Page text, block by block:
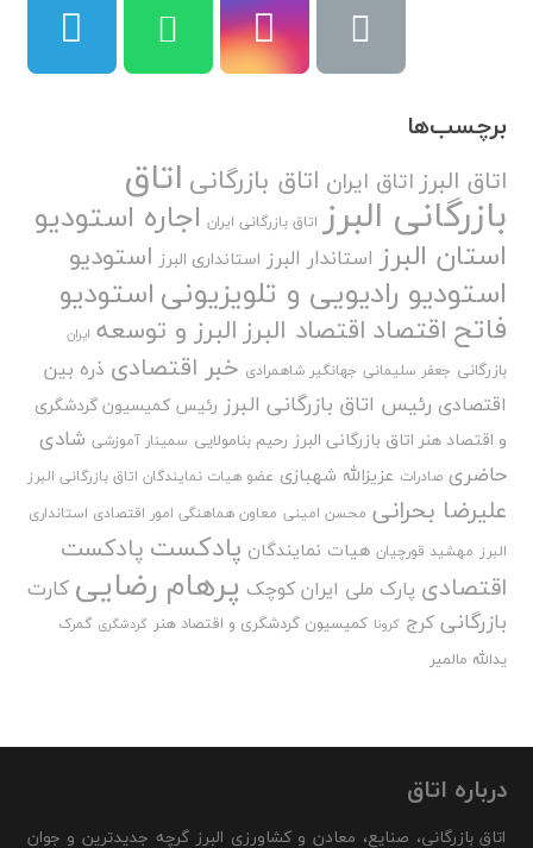
برچسب‌ها
اتاق البرز اتاق ایران اتاق بازرگانی اتاق
بازرگانی البرز اتاق بازرگانی ایران اجاره استودیو
استان البرز استاندار البرز استانداری البرز استودیو
استودیو رادیویی و تلویزیونیاستودیو
فاتح اقتصاد اقتصاد البرزالبرز و توسعه ایران
بازرگانی جعفر سلیمانی جهانگیر شاهمرادی خبر اقتصادی ذره بین
اقتصادی رئیس اتاق بازرگانی البرز رئیس کمیسیون گردشگری
و اقتصاد هنر اتاق بازرگانی البرز رحیم بنامولایی سمینار آموزشی شادی
حاضری صادرات عزیزالله شهبازی عضو هیات نمایندگان اتاق بازرگانی البرز
علیرضا بحرانی محسن امینی معاون هماهنگی امور اقتصادی استانداری
البرز مهشید قورچیان هیات نمایندگان پادکست پادکست
اقتصادی پارک ملی ایران کوچک پرهام رضایی کارت
بازرگانی کرج کرونا کمیسیون گردشگری و اقتصاد هنر گردشگری گمرک
یدالله مالمیر
درباره اتاق
اتاق بازرگانی، صنایع، معادن و کشاورزی البرز گرچه جدیدترین و جوان